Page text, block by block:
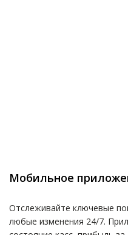
Мобильное
Отслеживайте ключевые
любые изменения 24/7.